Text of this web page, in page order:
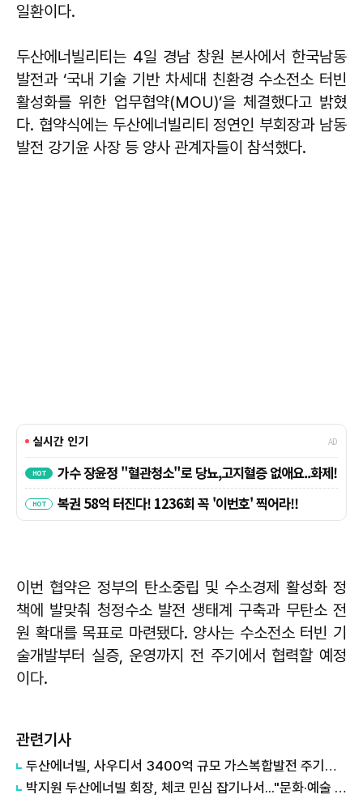
일환이다.
두산에너빌리티는 4일 경남 창원 본사에서 한국남동
발전과 ‘국내 기술 기반 차세대 친환경 수소전소 터빈
활성화를 위한 업무협약(MOU)’을 체결했다고 밝혔
다. 협약식에는 두산에너빌리티 정연인 부회장과 남동
발전 강기윤 사장 등 양사 관계자들이 참석했다.
이번 협약은 정부의 탄소중립 및 수소경제 활성화 정
책에 발맞춰 청정수소 발전 생태계 구축과 무탄소 전
원 확대를 목표로 마련됐다. 양사는 수소전소 터빈 기
술개발부터 실증, 운영까지 전 주기에서 협력할 예정
이다.
관련기사
두산에너빌, 사우디서 3400억 규모 가스복합발전 주기기 수주
박지원 두산에너빌 회장, 체코 민심 잡기나서..."문화·예술 후원"